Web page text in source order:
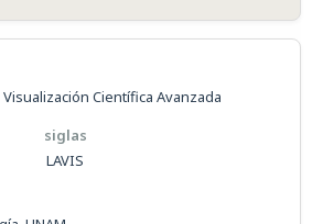
Científica Avanzada
LAVIS